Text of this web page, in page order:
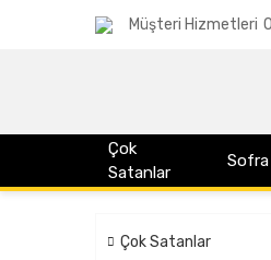
Müşteri Hizmetleri
Çok
Satanlar
Sofra
Çok Satanlar